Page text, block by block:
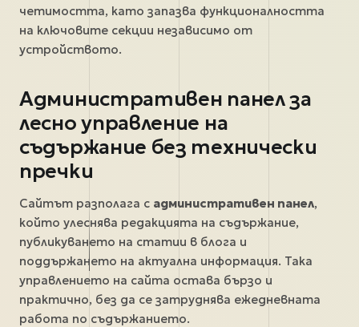
четимостта, като запазва функционалността
на ключовите секции независимо от
устройството.
Административен панел за
лесно управление на
съдържание без технически
пречки
Сайтът разполага с административен панел,
който улеснява редакцията на съдържание,
публикуването на статии в блога и
поддържането на актуална информация. Така
управлението на сайта остава бързо и
практично, без да се затруднява ежедневната
работа по съдържанието.